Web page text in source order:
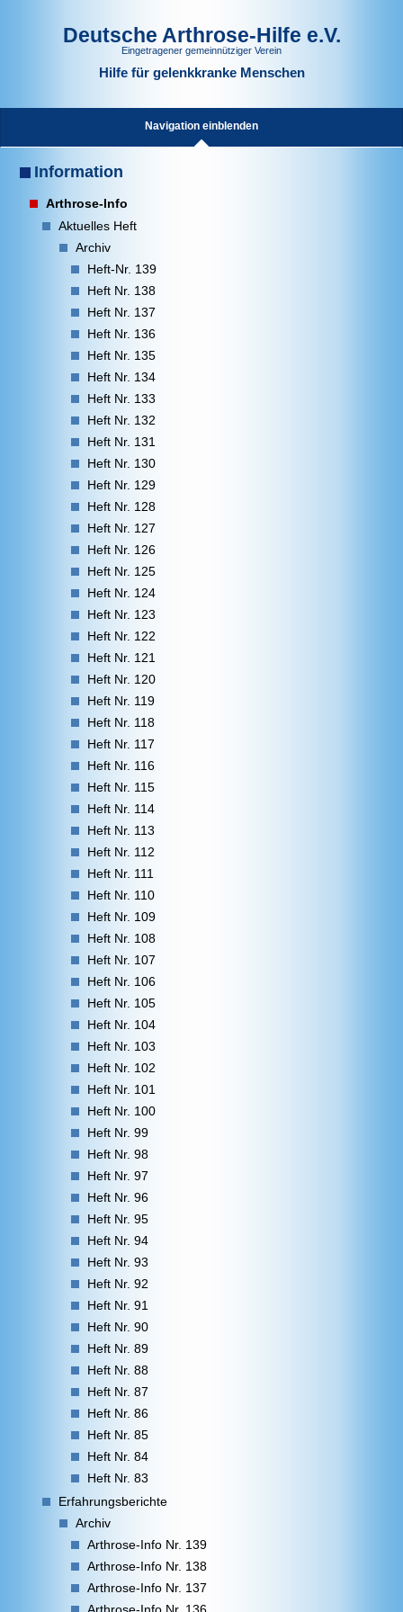
Deutsche Arthrose-Hilfe e.V.
Eingetragener gemeinnütziger Verein
Hilfe für gelenkkranke Menschen
Navigation einblenden
Information
Arthrose-Info
Aktuelles Heft
Archiv
Heft-Nr. 139
Heft Nr. 138
Heft Nr. 137
Heft Nr. 136
Heft Nr. 135
Heft Nr. 134
Heft Nr. 133
Heft Nr. 132
Heft Nr. 131
Heft Nr. 130
Heft Nr. 129
Heft Nr. 128
Heft Nr. 127
Heft Nr. 126
Heft Nr. 125
Heft Nr. 124
Heft Nr. 123
Heft Nr. 122
Heft Nr. 121
Heft Nr. 120
Heft Nr. 119
Heft Nr. 118
Heft Nr. 117
Heft Nr. 116
Heft Nr. 115
Heft Nr. 114
Heft Nr. 113
Heft Nr. 112
Heft Nr. 111
Heft Nr. 110
Heft Nr. 109
Heft Nr. 108
Heft Nr. 107
Heft Nr. 106
Heft Nr. 105
Heft Nr. 104
Heft Nr. 103
Heft Nr. 102
Heft Nr. 101
Heft Nr. 100
Heft Nr. 99
Heft Nr. 98
Heft Nr. 97
Heft Nr. 96
Heft Nr. 95
Heft Nr. 94
Heft Nr. 93
Heft Nr. 92
Heft Nr. 91
Heft Nr. 90
Heft Nr. 89
Heft Nr. 88
Heft Nr. 87
Heft Nr. 86
Heft Nr. 85
Heft Nr. 84
Heft Nr. 83
Erfahrungsberichte
Archiv
Arthrose-Info Nr. 139
Arthrose-Info Nr. 138
Arthrose-Info Nr. 137